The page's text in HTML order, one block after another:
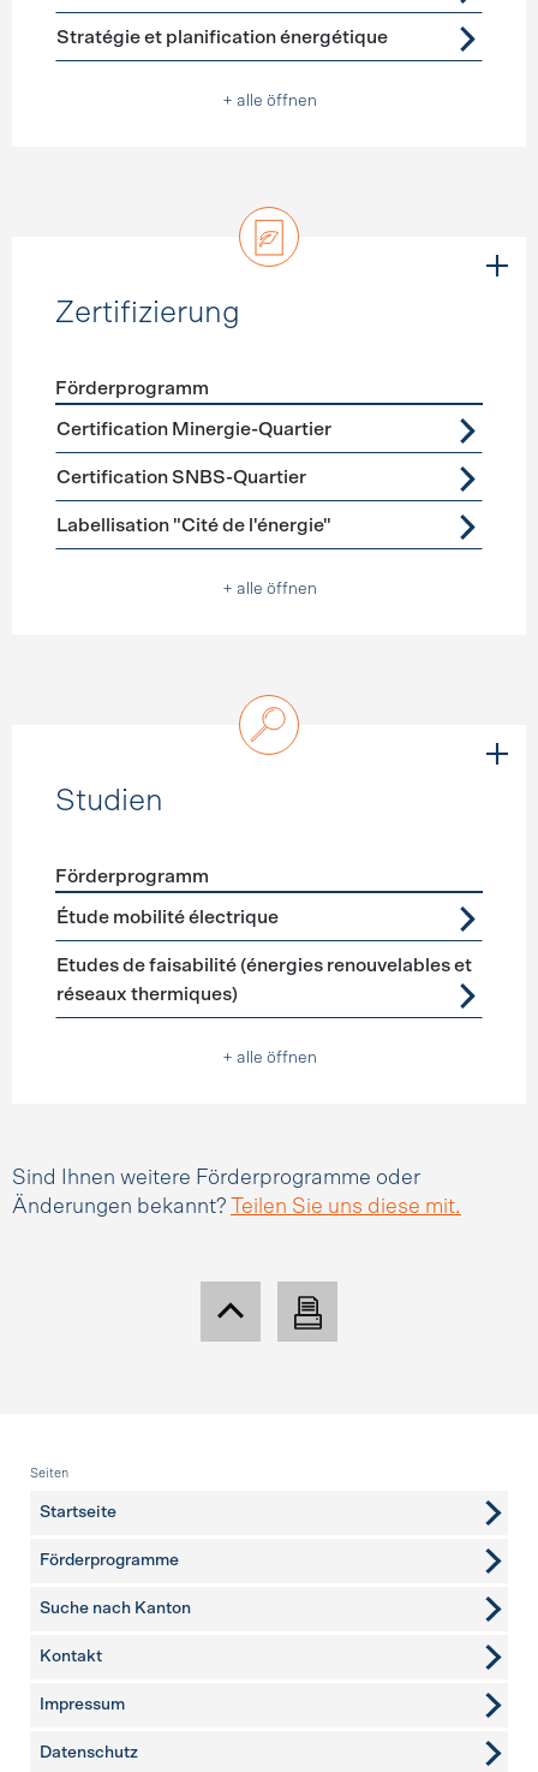
Stratégie et planification énergétique
+ alle öffnen
Zertifizierung
Förderprogramme Zertifizierung
Förderprogramm
Certification Minergie-Quartier
Certification SNBS-Quartier
Labellisation "Cité de l'énergie"
+ alle öffnen
Studien
Förderprogramme Studien
Förderprogramm
Étude mobilité électrique
Etudes de faisabilité (énergies renouvelables et
réseaux thermiques)
+ alle öffnen
Sind Ihnen weitere Förderprogramme oder
Änderungen bekannt?
Teilen Sie uns diese mit.
Fusszeile
Seiten
Startseite
Förderprogramme
Suche nach Kanton
weitere Seiten
Kontakt
Impressum
Datenschutz